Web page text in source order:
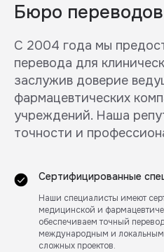
Бюро
С 2004 года мы
перевода для
заслужив доверие
фармацевтических
учреждений. Наша
точности и
Сертифицированные
Наши специалисты имеют
медицинской и
обеспечиваем точный
международным и
сложных проектов.